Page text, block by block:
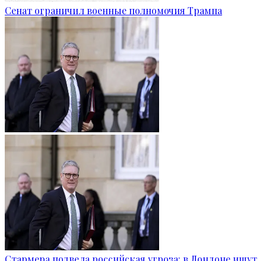
Сенат ограничил военные полномочия Трампа